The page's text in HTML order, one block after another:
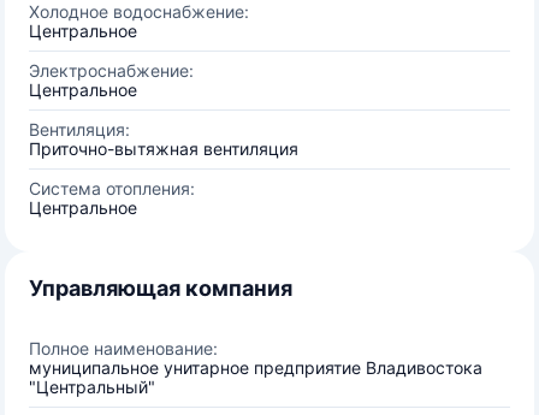
Холодное водоснабжение:
Центральное
Электроснабжение:
Центральное
Вентиляция:
Приточно-вытяжная вентиляция
Система отопления:
Центральное
Управляющая компания
Полное наименование:
муниципальное унитарное предприятие Владивостока
"Центральный"